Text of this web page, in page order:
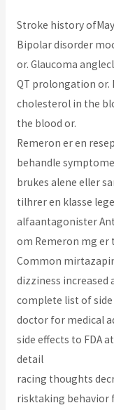
Stroke history
Bipolar disorder
or. Glaucoma
QT prolongation
cholesterol in the
the blood or.
Remeron er en
behandle
brukes alene eller
tilhrer en klasse
alfaantagonister
om Remeron mg er
Common
dizziness increased
complete list of side
doctor for medical
side effects to FDA
detail
racing thoughts
risktaking behavior